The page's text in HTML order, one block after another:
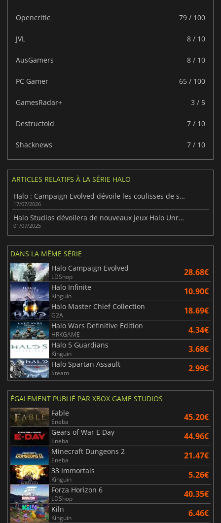
Opencritic 79 / 100
JVL 8 / 10
AusGamers 8 / 10
PC Gamer 65 / 100
GamesRadar+ 3 / 5
Destructoid 7 / 10
Shacknews 7 / 10
ARTICLES RELATIFS À LA SÉRIE HALO
Halo : Campaign Evolved dévoile les coulisses de son remake
17/07/2026
Halo Studios dévoilera de nouveaux jeux Halo Unreal Engine 5 cet automne
01/07/2025
DANS LA MÊME SÉRIE
Halo Campaign Evolved
LDShop 28.68€
Halo Infinite
Kinguin 10.90€
Halo Master Chief Collection
G2A 18.69€
Halo Wars Definitive Edition
HRKGAME 4.34€
Halo 5 Guardians
Kinguin 3.68€
Halo Spartan Assault
Steam 2.99€
ÉGALEMENT PUBLIÉ PAR XBOX GAME STUDIOS
Fable
Eneba 45.20€
Gears of War E Day
Eneba 44.96€
Minecraft Dungeons 2
Eneba 21.47€
33 Immortals
Kinguin 5.26€
Forza Horizon 6
LDShop 40.35€
Kiln
Kinguin 6.46€